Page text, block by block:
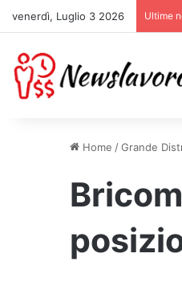
venerdì, Luglio 3 2026 Ultime
Home /Grande